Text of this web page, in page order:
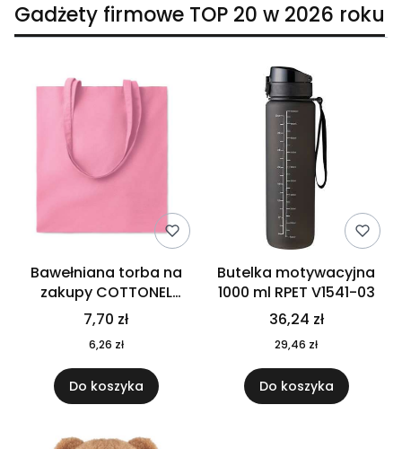
Gadżety firmowe TOP 20 w 2026 roku
Bawełniana torba na
zakupy COTTONEL
COLOUR++ MO9846-11
7,70 zł
6,26 zł
Do koszyka
Butelka motywacyjna
1000 ml RPET V1541-03
36,24 zł
29,46 zł
Do koszyka